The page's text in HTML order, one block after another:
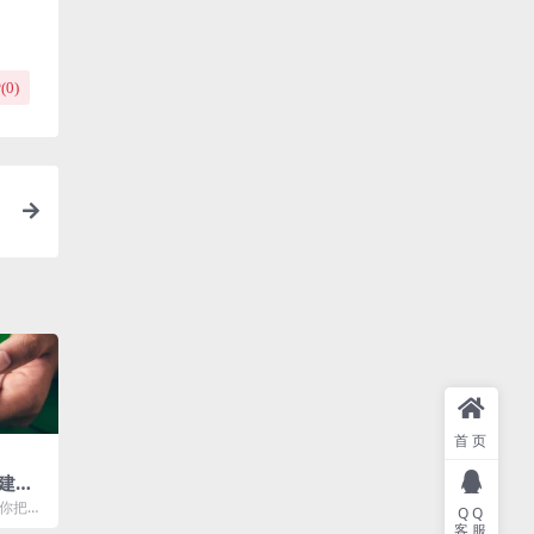
0)
设
把官
首页
QQ
客服